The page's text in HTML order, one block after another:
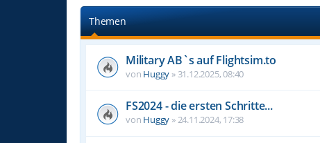
Themen
Military AB`s auf Flightsim.to
von Huggy » 31.12.2025, 08:40
FS2024 - die ersten Schritte...
von Huggy »24.11.2024, 17:38